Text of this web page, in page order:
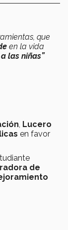
que
en la vida
las niñas”
, Lucero
en favor
de